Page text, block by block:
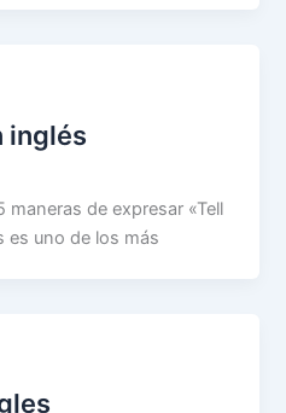
inglés
maneras de expresar «Tell
es uno de los más